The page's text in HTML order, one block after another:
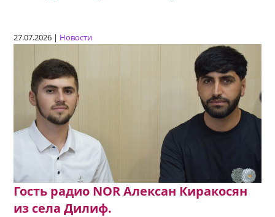
27.07.2026 | Новости
Гость радио NOR Алексан Киракосян
из села Дилиф.